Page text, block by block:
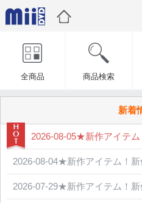
全商品 商品検索
新着
2026-08-05★新作アイテ
2026-08-04★新作アイテム！
2026-07-29★新作アイテム！